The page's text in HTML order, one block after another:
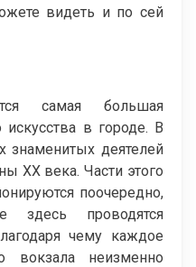
видеть и по сей
самая большая
в городе. В
знаменитых деятелей
XX века. Части этого
поочередно,
проводятся
чему каждое
вокзала неизменно